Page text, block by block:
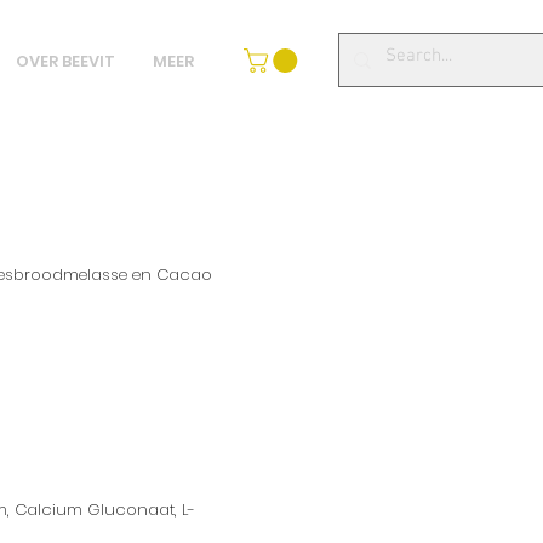
OVER BEEVIT MEER
en Cacao
Calcium Gluconaat, L-